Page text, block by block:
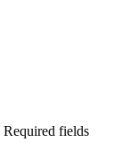
Required fields